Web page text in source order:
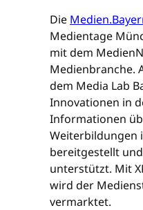
Die
Medientage
mit dem
Medienbranche.
dem Media Lab
Innovationen in
Informationen
Weiterbildungen
bereitgestellt
unterstützt. Mit
wird der
vermarktet.